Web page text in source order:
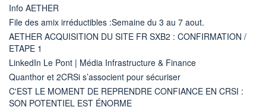
Info AETHER
File des amix irréductibles :Semaine du 3 au 7 aout.
AETHER ACQUISITION DU SITE FR SXB2 : CONFIRMATION /
ETAPE 1
LinkedIn Le Pont | Média Infrastructure & Finance
Quanthor et 2CRSi s’associent pour sécuriser
C'EST LE MOMENT DE REPRENDRE CONFIANCE EN CRSI :
SON POTENTIEL EST ÉNORME